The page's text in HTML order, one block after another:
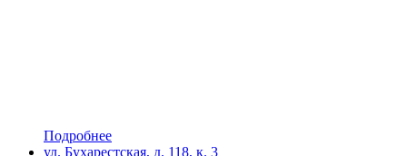
Подробнее
ул. Бухарестская, д. 118, к. 3